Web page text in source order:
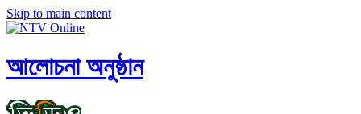
Skip to main content
আলোচনা অনুষ্ঠান